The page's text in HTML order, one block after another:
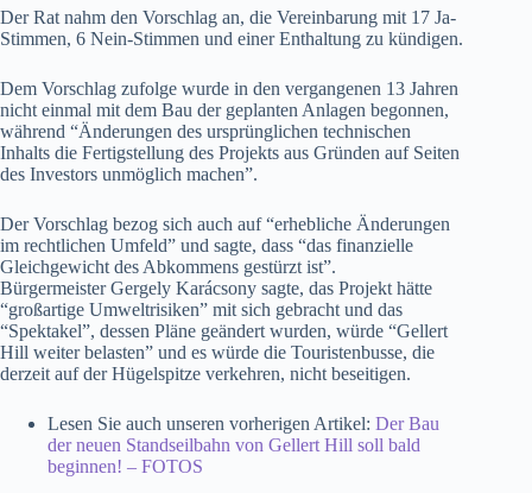
Der Rat nahm den Vorschlag an, die Vereinbarung mit 17 Ja-
Stimmen, 6 Nein-Stimmen und einer Enthaltung zu kündigen.
Dem Vorschlag zufolge wurde in den vergangenen 13 Jahren
nicht einmal mit dem Bau der geplanten Anlagen begonnen,
während “Änderungen des ursprünglichen technischen
Inhalts die Fertigstellung des Projekts aus Gründen auf Seiten
des Investors unmöglich machen”.
Der Vorschlag bezog sich auch auf “erhebliche Änderungen
im rechtlichen Umfeld” und sagte, dass “das finanzielle
Gleichgewicht des Abkommens gestürzt ist”.
Bürgermeister Gergely Karácsony sagte, das Projekt hätte
“großartige Umweltrisiken” mit sich gebracht und das
“Spektakel”, dessen Pläne geändert wurden, würde “Gellert
Hill weiter belasten” und es würde die Touristenbusse, die
derzeit auf der Hügelspitze verkehren, nicht beseitigen.
Lesen Sie auch unseren vorherigen Artikel: Der Bau
der neuen Standseilbahn von Gellert Hill soll bald
beginnen! – FOTOS